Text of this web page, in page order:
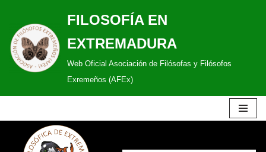
Saltar
al
contenido
FILOSOFÍA EN
EXTREMADURA
Web Oficial Asociación de Filósofas y Filósofos
Exremeños (AFEx)